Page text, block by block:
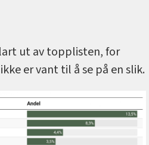
ut av topplisten, for
er vant til å se på en slik.